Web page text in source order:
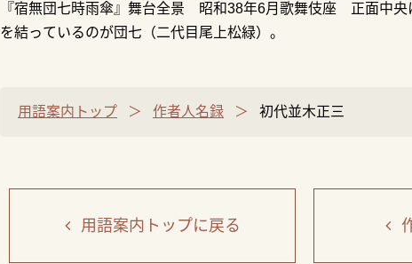
『宿無団七時雨傘』舞台全景 昭和38年6月歌舞伎座 正面中央
を結っているのが団七（二代目尾上松緑）。
用語案内トップ 作者人名録 初代並木正三
用語案内トップに戻る